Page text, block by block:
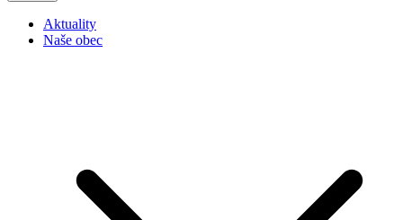
Aktuality
Naše obec